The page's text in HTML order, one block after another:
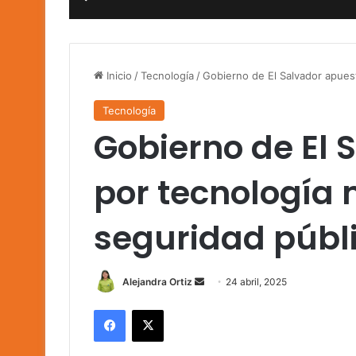
Inicio /Tecnología /Gobierno de El Salvador
Tecnología
Gobierno de El
por tecnología
seguridad
Alejandra Ortiz
Send 24 abril, 2025
Facebook
X